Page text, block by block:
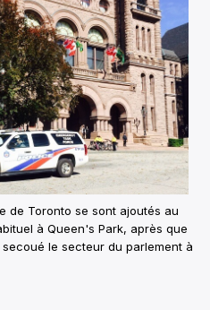
de Toronto se sont ajoutés au
à Queen's Park, après que
le secteur du parlement à